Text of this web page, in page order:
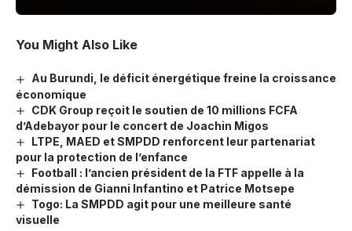
You Might Also Like
Au Burundi, le déficit énergétique freine la croissance
économique
CDK Group reçoit le soutien de 10 millions FCFA
d’Adebayor pour le concert de Joachin Migos
LTPE, MAED et SMPDD renforcent leur partenariat
pour la protection de l’enfance
Football : l’ancien président de la FTF appelle à la
démission de Gianni Infantino et Patrice Motsepe
Togo: La SMPDD agit pour une meilleure santé
visuelle